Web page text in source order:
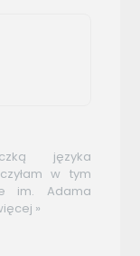
języka
w tym
im. Adama
»